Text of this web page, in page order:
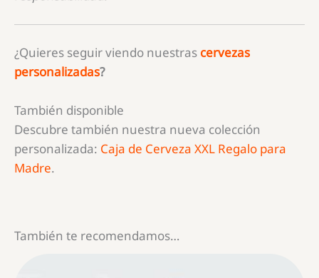
¿Quieres seguir viendo nuestras cervezas
personalizadas?
También disponible
Descubre también nuestra nueva colección
personalizada: Caja de Cerveza XXL Regalo para
Madre.
También te recomendamos…